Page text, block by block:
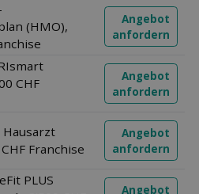
(HMO),
Angebot
anfordern
CHF
Angebot
anfordern
Hausarzt
Franchise
Angebot
anfordern
PLUS
Angebot